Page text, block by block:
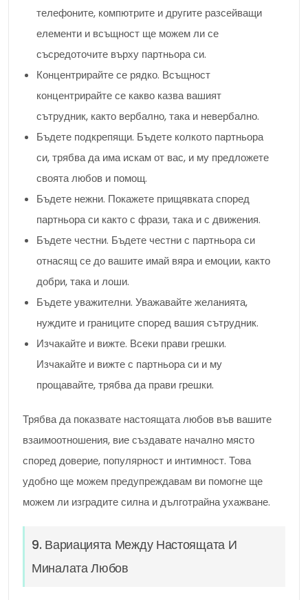
телефоните, компютрите и другите разсейващи
елементи и всъщност ще можем ли се
съсредоточите върху партньора си.
Концентрирайте се рядко. Всъщност
концентрирайте се какво казва вашият
сътрудник, както вербално, така и невербално.
Бъдете подкрепящи. Бъдете колкото партньора
си, трябва да има искам от вас, и му предложете
своята любов и помощ.
Бъдете нежни. Покажете прищявката според
партньора си както с фрази, така и с движения.
Бъдете честни. Бъдете честни с партньора си
отнасящ се до вашите имай вяра и емоции, както
добри, така и лоши.
Бъдете уважителни. Уважавайте желанията,
нуждите и границите според вашия сътрудник.
Изчакайте и вижте. Всеки прави грешки.
Изчакайте и вижте с партньора си и му
прощавайте, трябва да прави грешки.
Трябва да показвате настоящата любов във вашите
взаимоотношения, вие създавате начално място
според доверие, популярност и интимност. Това
удобно ще можем предупреждавам ви помогне ще
можем ли изградите силна и дълготрайна ухажване.
9. Вариацията Между Настоящата И
Миналата Любов